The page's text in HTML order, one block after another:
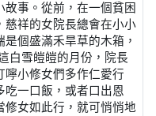
事。從前，在一個貧困
慈祥的女院長總會在小小
個盛滿禾旱草的木箱，
白雪皚皚的月份，院長
嚀小修女們多作仁愛行
吃一口飯，或者口出恩
女如此行，就可悄悄地